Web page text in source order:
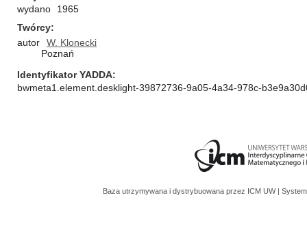
wydano
1965
Twórcy
autor
W. Klonecki
Poznań
Identyfikator YADDA
bwmeta1.element.desklight-39872736-9a05-4a34-978c-
Baza utrzymywana i dystrybuowana przez ICM UW |